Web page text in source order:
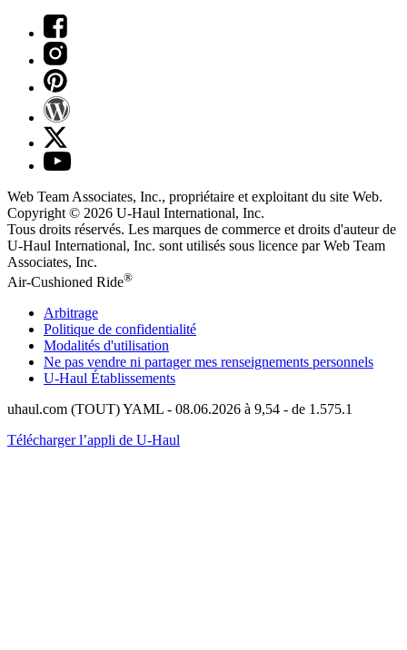
Web Team Associates, Inc., propriétaire et exploitant du site Web.
Copyright © 2026 U-Haul International, Inc.
Tous droits réservés. Les marques de commerce et droits d'auteur de
U-Haul International, Inc. sont utilisés sous licence par Web Team
Associates, Inc.
Air-Cushioned Ride®
Arbitrage
Politique de confidentialité
Modalités d'utilisation
Ne pas vendre ni partager mes renseignements personnels
U-Haul Établissements
uhaul.com (TOUT) YAML - 08.06.2026 à 9,54 - de 1.575.1
Télécharger l’appli de U-Haul